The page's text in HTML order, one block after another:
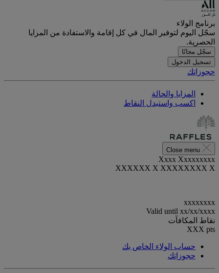
برنامج الولاء
سجّل اليوم لتوفير المال في كل إقامة والاستفادة من المزايا
الحصرية.
سجّل مجانًا
تسجيل الدخول
حجوزاتك
المزايا والحالة
اكسب واستبدل النقاط
Close menu
Xxxx Xxxxxxxxx
XXXXXX X XXXXXXXX X
xxxxxxxx
Valid until xx/xx/xxxx
نقاط المكافآت
XXX pts
حساب الولاء الخاص بك
حجوزاتك